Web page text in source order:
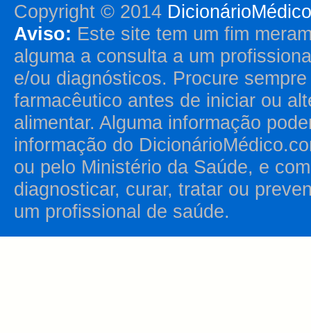
Copyright © 2014
Aviso: Este site tem um fim
alguma a consulta a um
e/ou diagnósticos. Procure
farmacêutico antes de iniciar ou
alimentar. Alguma informação
informação do
ou pelo Ministério da Saúde, e
diagnosticar, curar, tratar ou
um profissional de saúde.